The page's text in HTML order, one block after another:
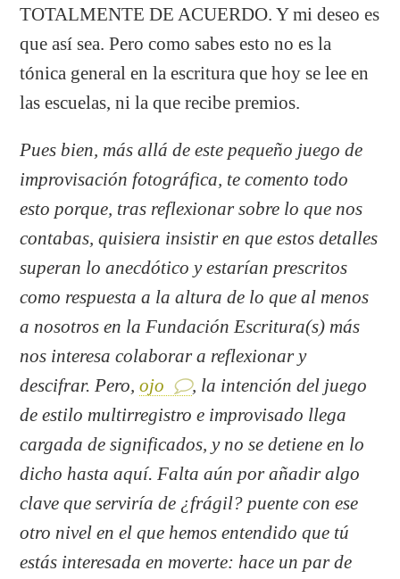
TOTALMENTE DE ACUERDO. Y mi deseo es
que así sea. Pero como sabes esto no es la
tónica general en la escritura que hoy se lee en
las escuelas, ni la que recibe premios.
Pues bien, más allá de este pequeño juego de
improvisación fotográfica, te comento todo
esto porque, tras reflexionar sobre lo que nos
contabas, quisiera insistir en que estos detalles
superan lo anecdótico y estarían prescritos
como respuesta a la altura de lo que al menos
a nosotros en la Fundación Escritura(s) más
nos interesa colaborar a reflexionar y
descifrar. Pero,ojo
, la intención del juego
de estilo multirregistro e improvisado llega
cargada de significados, y no se detiene en lo
dicho hasta aquí. Falta aún por añadir algo
clave que serviría de ¿frágil? puente con ese
otro nivel en el que hemos entendido que tú
estás interesada en moverte: hace un par de